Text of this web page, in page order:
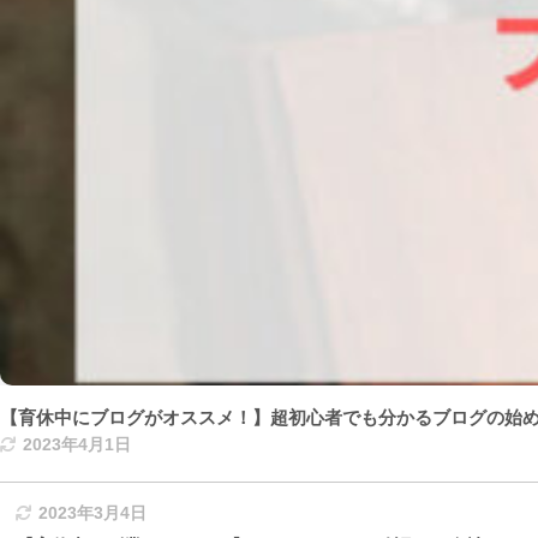
【育休中にブログがオススメ！】超初心者でも分かるブログの始
2023年4月1日
2023年3月4日